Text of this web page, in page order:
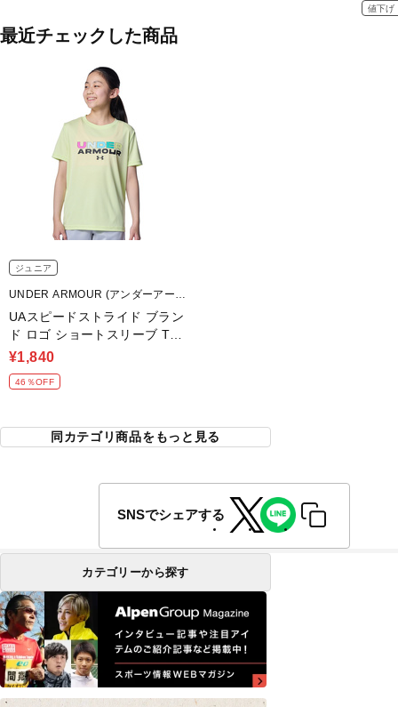
値下げ
最近チェックした商品
ジュニア
UNDER ARMOUR (アンダーアーマ
ー)
UAスピードストライド ブラン
ド ロゴ ショートスリーブ Tシ
ャツ
¥1,840
46％OFF
同カテゴリ商品をもっと見る
SNSでシェアする
カテゴリーから探す